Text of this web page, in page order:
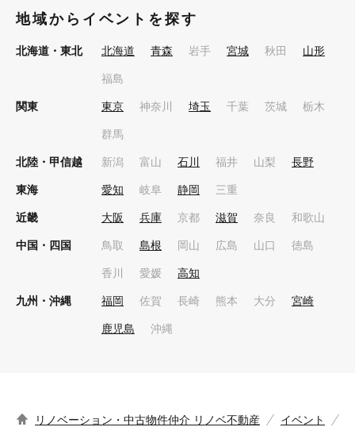
地域からイベントを探す
北海道・東北 北海道 青森 岩手 宮城 秋田 山形
福島
関東 東京 神奈川 埼玉 千葉 茨城 栃木
群馬
北陸・甲信越 新潟 富山 石川 福井 山梨 長野
東海 愛知 岐阜 静岡 三重
近畿 大阪 兵庫 京都 滋賀 奈良 和歌山
中国・四国 鳥取 島根 岡山 広島 山口 徳島
香川 愛媛 高知
九州・沖縄 福岡 佐賀 長崎 熊本 大分 宮崎
鹿児島 沖縄
リノベーション・中古物件仲介 リノベ不動産 イベント